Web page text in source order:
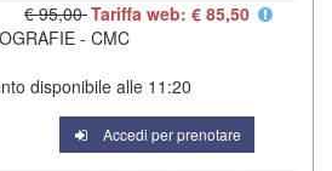
€ 95,00Tariffa web: € 85,50
- CMC
disponibile alle 11:20
Accedi per prenotare